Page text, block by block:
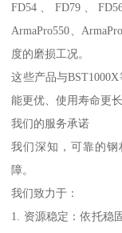
FD54、FD79、
ArmaPro550、
度的磨损工况。
这些产品与
能更优、使用寿命更
我们的服务承诺
我们深知，可靠的
障。
我们致力于：
1. 资源稳定：依托稳